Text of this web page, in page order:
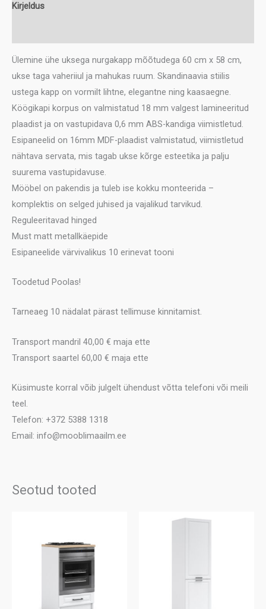
Kirjeldus
Ülemine ühe uksega nurgakapp mõõtudega 60 cm x 58 cm,
ukse taga vaheriiul ja mahukas ruum. Skandinaavia stiilis
ustega kapp on vormilt lihtne, elegantne ning kaasaegne.
Köögikapi korpus on valmistatud 18 mm valgest lamineeritud
plaadist ja on vastupidava 0,6 mm ABS-kandiga viimistletud.
Esipaneelid on 16mm MDF-plaadist valmistatud, viimistletud
nähtava servata, mis tagab ukse kõrge esteetika ja palju
suurema vastupidavuse.
Mööbel on pakendis ja tuleb ise kokku monteerida –
komplektis on selged juhised ja vajalikud tarvikud.
Reguleeritavad hinged
Must matt metallkäepide
Esipaneelide värvivalikus 10 erinevat tooni
Toodetud Poolas!
Tarneaeg 10 nädalat pärast tellimuse kinnitamist.
Transport mandril 40,00 € maja ette
Transport saartel 60,00 € maja ette
Küsimuste korral võib julgelt ühendust võtta telefoni või meili
teel.
Telefon: +372 5388 1318
Email: info@mooblimaailm.ee
Seotud tooted